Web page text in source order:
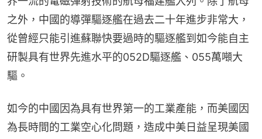
之外，中國的導彈驅逐艦在過去二十年進步非常大，
從曾經只能引進蘇聯快要過時的驅逐艦到如今能自主
研製具有世界先進水平的052D驅逐艦、055萬噸大
驅。
如今的中國因為具有世界第一的工業產能，而美國因
為長時間的工業空心化問題，造成中美日益呈現美國